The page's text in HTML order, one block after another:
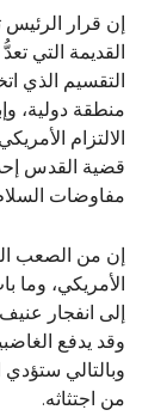
إن قرار
القديمة التي
منطقة دولية،
قضية القدس
مفاوضات السلام
إن من الصعب
الأمريكي، وما
إلى انفجار
وقد يدفع
وبالتالي ستؤدي
من اجتثاثه.